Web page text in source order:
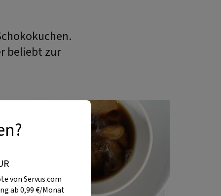
beliebt zur
von Servus.com
ab 0,99 €/Monat